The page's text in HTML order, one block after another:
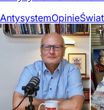
AntysystemOpinieŚwiat